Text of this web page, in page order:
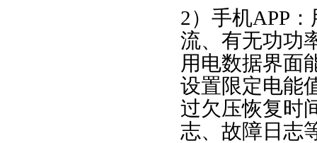
2）手机APP
流、有无功功
用电数据界面
设置限定电能
过欠压恢复时
志、故障日志